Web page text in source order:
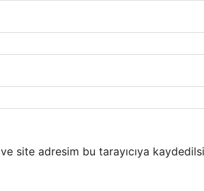
site adresim bu tarayıcıya